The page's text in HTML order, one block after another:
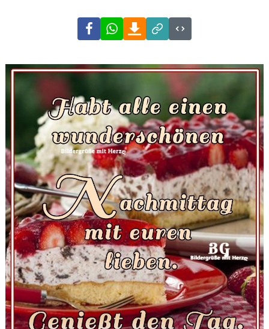
FacebookWhatsAppDownload
Link
Code